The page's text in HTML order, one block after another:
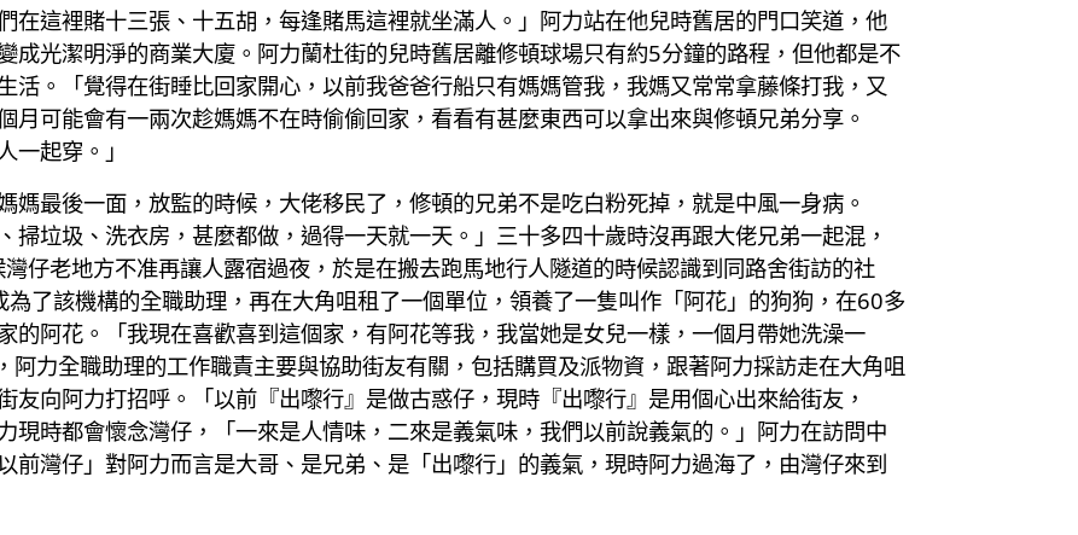
在這裡賭十三張、十五胡，每逢賭馬這裡就坐滿人。」阿力站在他兒時舊居的門口笑道，他
成光潔明淨的商業大廈。阿力蘭杜街的兒時舊居離修頓球場只有約5分鐘的路程，但他都是不
活。「覺得在街睡比回家開心，以前我爸爸行船只有媽媽管我，我媽又常常拿藤條打我，又
月可能會有一兩次趁媽媽不在時偷偷回家，看看有甚麼東西可以拿出來與修頓兄弟分享。
一起穿。」
媽最後一面，放監的時候，大佬移民了，修頓的兄弟不是吃白粉死掉，就是中風一身病。
掃垃圾、洗衣房，甚麼都做，過得一天就一天。」三十多四十歲時沒再跟大佬兄弟一起混，
仔老地方不准再讓人露宿過夜，於是在搬去跑馬地行人隧道的時候認識到同路舍街訪的社
了該機構的全職助理，再在大角咀租了一個單位，領養了一隻叫作「阿花」的狗狗，在60多
的阿花。「我現在喜歡喜到這個家，有阿花等我，我當她是女兒一樣，一個月帶她洗澡一
力全職助理的工作職責主要與協助街友有關，包括購買及派物資，跟著阿力採訪走在大角咀
友向阿力打招呼。「以前『出嚟行』是做古惑仔，現時『出嚟行』是用個心出來給街友，
現時都會懷念灣仔，「一來是人情味，二來是義氣味，我們以前說義氣的。」阿力在訪問中
前灣仔」對阿力而言是大哥、是兄弟、是「出嚟行」的義氣，現時阿力過海了，由灣仔來到